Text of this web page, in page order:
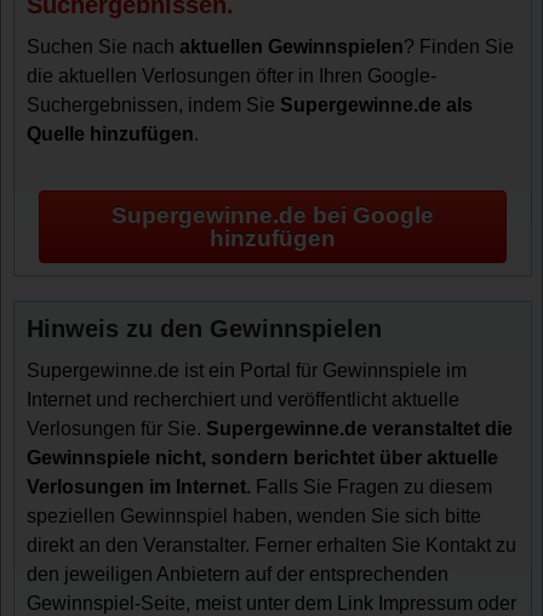
Suchen Sie nachaktuellen Gewinnspielen? Finden Sie
die aktuellen Verlosungen öfter in Ihren Google-
Suchergebnissen, indem Sie Supergewinne.de als
Quelle hinzufügen.
Supergewinne.de bei Google
hinzufügen
Hinweis zu den Gewinnspielen
Supergewinne.de ist ein Portal für Gewinnspiele im
Internet und recherchiert und veröffentlicht aktuelle
Verlosungen für Sie. Supergewinne.de veranstaltet die
Gewinnspiele nicht, sondern berichtet über aktuelle
Verlosungen im Internet. Falls Sie Fragen zu diesem
speziellen Gewinnspiel haben, wenden Sie sich bitte
direkt an den Veranstalter. Ferner erhalten Sie Kontakt zu
den jeweiligen Anbietern auf der entsprechenden
Gewinnspiel-Seite, meist unter dem Link Impressum oder